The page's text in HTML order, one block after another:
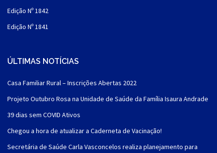
Edição Nº 1842
Edição Nº 1841
ÚLTIMAS NOTÍCIAS
Casa Familiar Rural – Inscrições Abertas 2022
Projeto Outubro Rosa na Unidade de Saúde da Família Isaura Andrade
39 dias sem COVID Ativos
Chegou a hora de atualizar a Caderneta de Vacinação!
Secretária de Saúde Carla Vasconcelos realiza planejamento para